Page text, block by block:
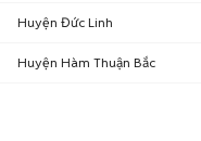
Huyện Đức Linh
Huyện Hàm Thuận Bắc